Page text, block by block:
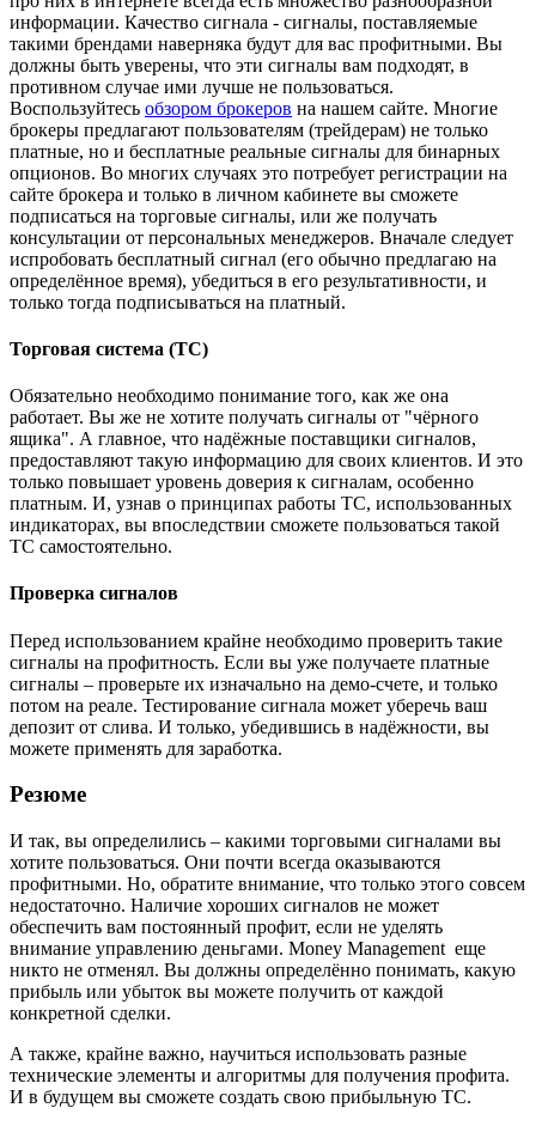
информации. Качество сигнала - сигналы, поставляемые
такими брендами наверняка будут для вас профитными. Вы
должны быть уверены, что эти сигналы вам подходят, в
противном случае ими лучше не пользоваться.
Воспользуйтесь обзором брокеров на нашем сайте. Многие
брокеры предлагают пользователям (трейдерам) не только
платные, но и бесплатные реальные сигналы для бинарных
опционов. Во многих случаях это потребует регистрации на
сайте брокера и только в личном кабинете вы сможете
подписаться на торговые сигналы, или же получать
консультации от персональных менеджеров. Вначале следует
испробовать бесплатный сигнал (его обычно предлагаю на
определённое время), убедиться в его результативности, и
только тогда подписываться на платный.
Торговая система (ТС)
Обязательно необходимо понимание того, как же она
работает. Вы же не хотите получать сигналы от "чёрного
ящика". А главное, что надёжные поставщики сигналов,
предоставляют такую информацию для своих клиентов. И это
только повышает уровень доверия к сигналам, особенно
платным. И, узнав о принципах работы ТС, использованных
индикаторах, вы впоследствии сможете пользоваться такой
ТС самостоятельно.
Проверка сигналов
Перед использованием крайне необходимо проверить такие
сигналы на профитность. Если вы уже получаете платные
сигналы – проверьте их изначально на демо-счете, и только
потом на реале. Тестирование сигнала может уберечь ваш
депозит от слива. И только, убедившись в надёжности, вы
можете применять для заработка.
Резюме
И так, вы определились – какими торговыми сигналами вы
хотите пользоваться. Они почти всегда оказываются
профитными. Но, обратите внимание, что только этого совсем
недостаточно. Наличие хороших сигналов не может
обеспечить вам постоянный профит, если не уделять
внимание управлению деньгами. Money Management еще
никто не отменял. Вы должны определённо понимать, какую
прибыль или убыток вы можете получить от каждой
конкретной сделки.
А также, крайне важно, научиться использовать разные
технические элементы и алгоритмы для получения профита.
И в будущем вы сможете создать свою прибыльную ТС.